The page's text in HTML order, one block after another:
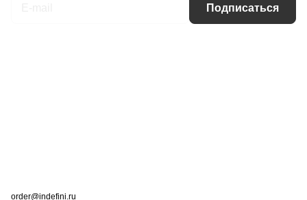
Подписаться
order@indefini.ru